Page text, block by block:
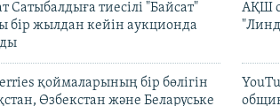
Сатыбалдыға тиесілі "Байсат"
бір жылдан кейін аукционда
АҚШ
қоймаларының бір бөлігін
Өзбекстан және Беларуське